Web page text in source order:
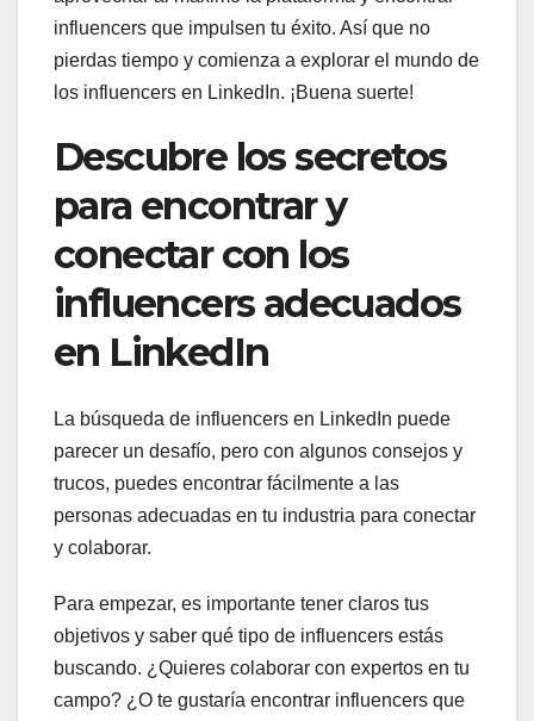
influencers que impulsen tu éxito. Así que no
pierdas tiempo y comienza a explorar el mundo de
los influencers en LinkedIn. ¡Buena suerte!
Descubre los secretos
para encontrar y
conectar con los
influencers adecuados
en LinkedIn
La búsqueda de influencers en LinkedIn puede
parecer un desafío, pero con algunos consejos y
trucos, puedes encontrar fácilmente a las
personas adecuadas en tu industria para conectar
y colaborar.
Para empezar, es importante tener claros tus
objetivos y saber qué tipo de influencers estás
buscando. ¿Quieres colaborar con expertos en tu
campo? ¿O te gustaría encontrar influencers que